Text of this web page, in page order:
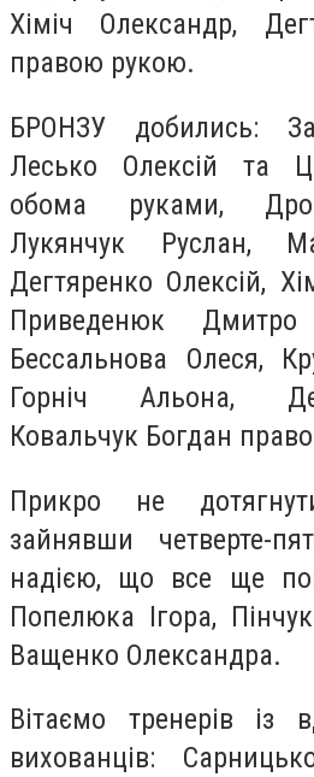
Хіміч Олександр,
правою рукою.
БРОНЗУ добились:
Лесько Олексій та
обома руками,
Лукянчук Руслан,
Дегтяренко Олексій,
Приведенюк
Бессальнова Олеся,
Горніч Альона,
Ковальчук Богдан
Прикро не
зайнявши четверте-
надією, що все ще
Попелюка Ігора,
Ващенко Олександра.
Вітаємо тренерів із
вихованців: